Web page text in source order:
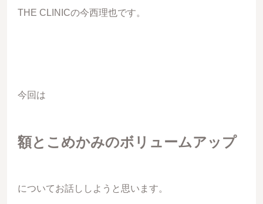
THE CLINICの今西理也です。
今回は
額とこめかみのボリュームアップ
についてお話ししようと思います。